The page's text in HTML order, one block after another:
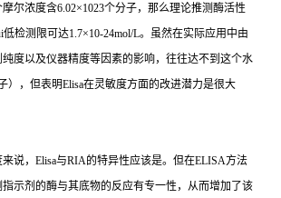
摩尔浓度含6.02×1023个分子，那么理论推测酶活性
低检测限可达1.7×10-24mol/L。虽然在实际应用中由
度以及仪器精度等因素的影响，往往达不到这个水
），但表明Elisa在灵敏度方面的改进潜力是很大
说， Elisa与RIA的特异性应该是。但在ELISA方法
示剂的酶与其底物的反应有专一性，从而增加了该